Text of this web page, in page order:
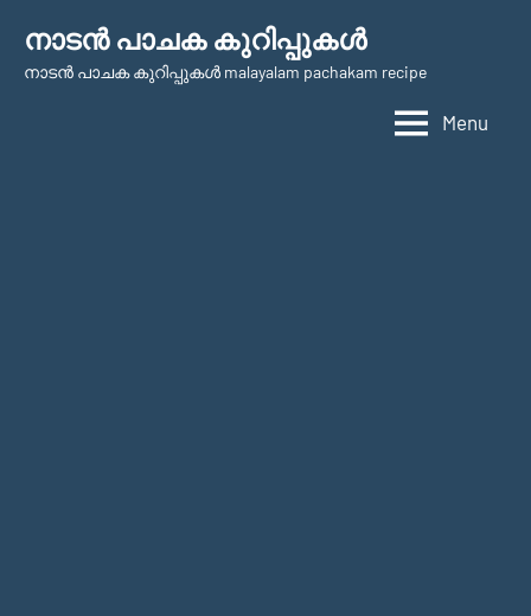
content
നാടന്‍ പാചക കുറിപ്പുകള്‍
നാടന്‍ പാചക കുറിപ്പുകള്‍ malayalam pachakam recipe
Menu